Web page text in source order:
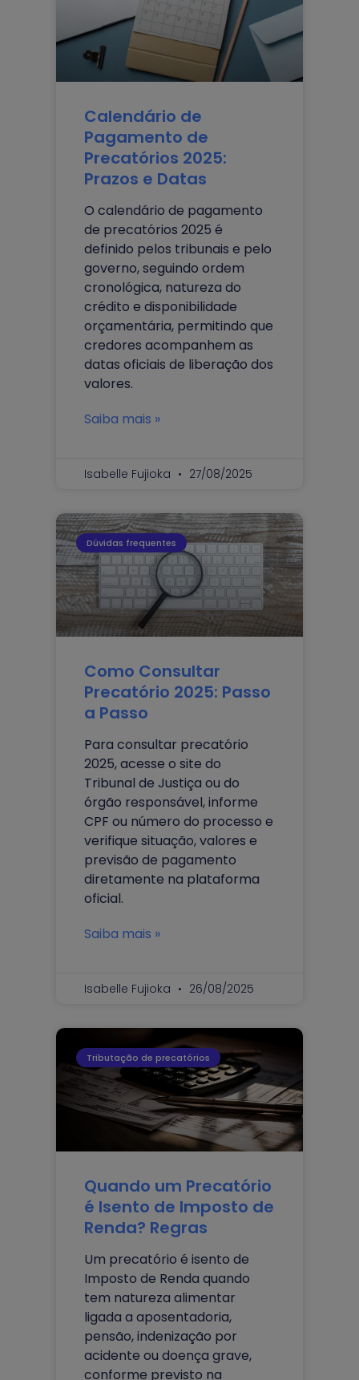
Calendário de
Pagamento de
Precatórios 2025:
Prazos e Datas
O calendário de pagamento
de precatórios 2025 é
definido pelos tribunais e pelo
governo, seguindo ordem
cronológica, natureza do
crédito e disponibilidade
orçamentária, permitindo que
credores acompanhem as
datas oficiais de liberação dos
valores.
Saiba mais »
Isabelle Fujioka 27/08/2025
Dúvidas frequentes
Como Consultar
Precatório 2025: Passo
a Passo
Para consultar precatório
2025, acesse o site do
Tribunal de Justiça ou do
órgão responsável, informe
CPF ou número do processo e
verifique situação, valores e
previsão de pagamento
diretamente na plataforma
oficial.
Saiba mais »
Isabelle Fujioka 26/08/2025
Tributação de precatórios
Quando um Precatório
é Isento de Imposto de
Renda? Regras
Um precatório é isento de
Imposto de Renda quando
tem natureza alimentar
ligada a aposentadoria,
pensão, indenização por
acidente ou doença grave,
conforme previsto na